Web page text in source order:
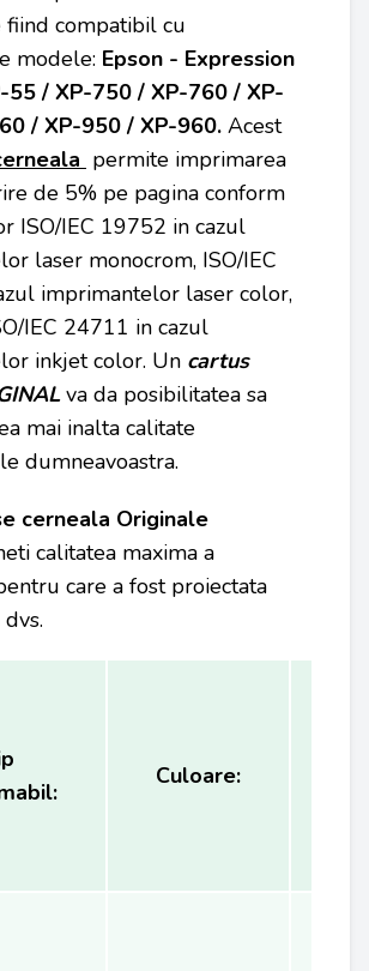
compatibil cu
modele: Epson - Expression
55 / XP-750 / XP-760 / XP-
/ XP-950 / XP-960. Acest
permite imprimarea
de 5% pe pagina conform
ISO/IEC 19752 in cazul
laser monocrom, ISO/IEC
imprimantelor laser color,
IEC 24711 in cazul
inkjet color. Un cartus
va da posibilitatea sa
mai inalta calitate
dumneavoastra.
cerneala Originale
calitatea maxima a
care a fost proiectata
Culoare: